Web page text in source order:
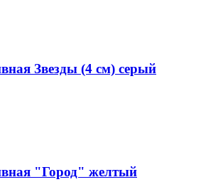
Звезды (4 см) серый
"Город" желтый